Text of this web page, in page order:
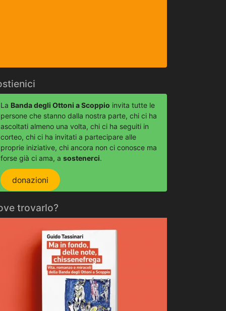
La Banda degli Ottoni a Scoppio invita tutte le
persone che stanno dalla nostra parte, chi ci ha
ascoltati almeno una volta, chi ci ha seguiti in
corteo, chi ci ha invitati a partecipare alle
proprie iniziative, chi ancora non ci conosce ma
forse già ci ama, a sostenerci.
donazioni
trovarlo?